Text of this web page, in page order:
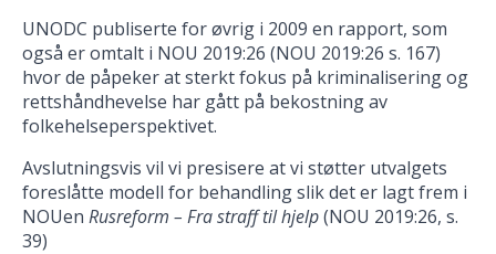
UNODC publiserte for øvrig i 2009 en rapport, som
også er omtalt i NOU 2019:26 (NOU 2019:26 s. 167)
hvor de påpeker at sterkt fokus på kriminalisering og
rettshåndhevelse har gått på bekostning av
folkehelseperspektivet.
Avslutningsvis vil vi presisere at vi støtter utvalgets
foreslåtte modell for behandling slik det er lagt frem i
NOUen Rusreform – Fra straff til hjelp(NOU 2019:26, s.
39)